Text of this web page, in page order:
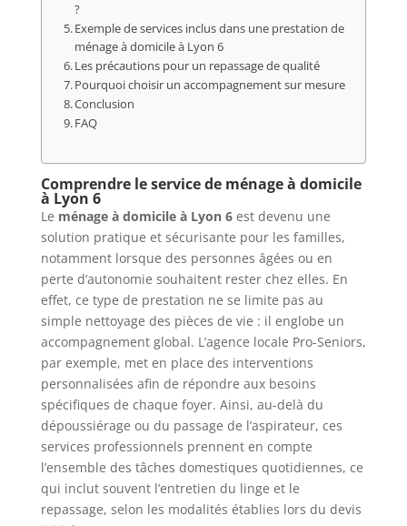
?
Exemple de services inclus dans une prestation de
ménage à domicile à Lyon 6
Les précautions pour un repassage de qualité
Pourquoi choisir un accompagnement sur mesure
Conclusion
FAQ
Comprendre le service de ménage à domicile
à Lyon 6
Le ménage à domicile à Lyon 6est devenu une
solution pratique et sécurisante pour les familles,
notamment lorsque des personnes âgées ou en
perte d’autonomie souhaitent rester chez elles. En
effet, ce type de prestation ne se limite pas au
simple nettoyage des pièces de vie : il englobe un
accompagnement global. L’agence locale Pro-Seniors,
par exemple, met en place des interventions
personnalisées afin de répondre aux besoins
spécifiques de chaque foyer. Ainsi, au-delà du
dépoussiérage ou du passage de l’aspirateur, ces
services professionnels prennent en compte
l’ensemble des tâches domestiques quotidiennes, ce
qui inclut souvent l’entretien du linge et le
repassage, selon les modalités établies lors du devis